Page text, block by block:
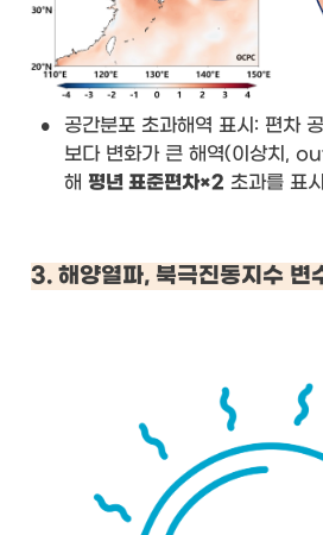
• 공간분포 초과해역 표시: 편차
보다 변화가 큰 해역(이상치,
해 평년 표준편차×2 초과를 표
3. 해양열파, 북극진동지수 변